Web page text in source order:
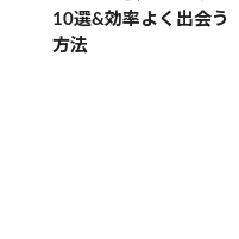
10選&効率よく出会う
方法